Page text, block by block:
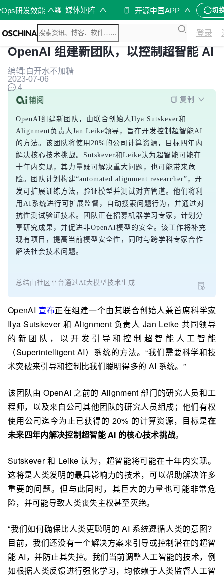
研发效能 媒体矩阵 开源中国APP 切
登录
OpenAI 组建新团队，以控制超智能 AI
编辑:白开水不加糖
2023-07-06
4
复制
OpenAI组建新团队，由联合创始人Ilya Sutskever和
Alignment负责人Jan Leike领导，旨在开发控制超智能AI
的方法。该团队将使用20%的公司计算资源，目标四年内
解决核心技术挑战。Sutskever和Leike认为超智能可能在
十年内实现，其力量既可解决重大问题，也可能带来危
险。团队计划构建“automated alignment researcher”，开
发可扩展训练方法，验证模型并测试对齐管道。他们将利
用AI系统进行可扩展监督，自动搜索问题行为，并通过对
抗性测试验证技术。团队正在招募机器学习专家，计划分
享研究成果，并促进非OpenAI模型的安全。该工作将补充
现有项目，提高当前模型安全性，同时与跨学科专家合作
解决社会技术问题。
总结由社区平台通过AI大模型技术生成
OpenAI 宣布正在组建一个由其联合创始人兼首席科学家
Ilya Sutskever 和 Alignment 负责人 Jan Leike 共同领导
的新团队，以开发引导和控制超智能人工智能
（Superintelligent AI）系统的方法。“我们需要科学和技
术突破来引导和控制比我们聪明得多的 AI 系统。”
该团队由 OpenAI 之前的 Alignment 部门的研究人员和工
程师，以及来自公司其他团队的研究人员组成；他们有权
使用公司迄今为止已获得的 20% 的计算资源，目标是在
未来四年内解决控制超智能 AI 的核心技术挑战。
Sutskever 和 Leike 认为，超智能将可能在十年内实现。
这将是人类发明的最具影响力的技术，可以帮助解决许多
重要的问题。但与此同时，其巨大的力量也可能非常危
险，并可能导致人类丧失主权甚至灭绝。
“我们如何确保比人类更聪明的 AI 系统遵循人类的意图？
目前，我们还没有一个解决方案来引导或控制潜在的超智
能 AI，并防止其失控。我们当前调整人工智能的技术，例
如根据人类反馈进行强化学习，均依赖于人类监督人工智